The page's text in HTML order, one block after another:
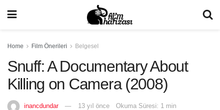
Home Film Önerileri Belgesel
Snuff: A Documentary About
Killing on Camera (2008)
inancdundar 13 yıl önce Okuma Süresi: 1 min